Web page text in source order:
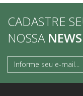
CADASTRE
NOSSA